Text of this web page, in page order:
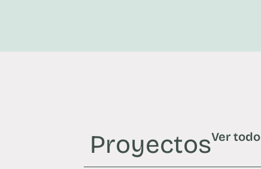
ProyectosVer todo